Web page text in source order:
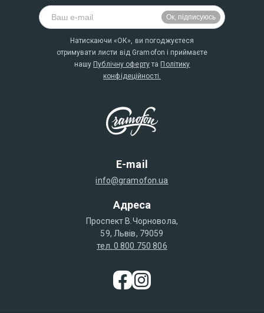
E-mail
info@gramofon.ua
Адреса
Проспект В.Чорновола,
59, Львів, 79059
тел. 0 800 750 806
Натискаючи «ОК», ви погоджуєтеся
отримувати листи від Gramofon і приймаєте
нашу Публічну офертута Політику
конфідеційності.